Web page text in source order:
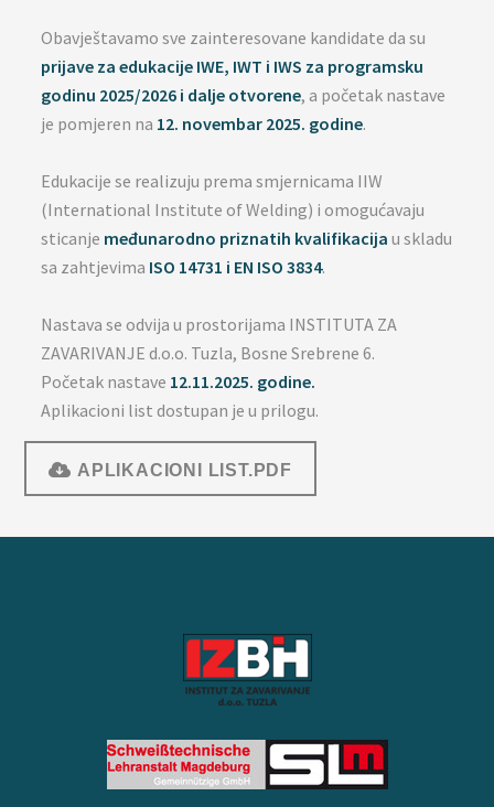
Obavještavamo sve zainteresovane kandidate da su
prijave za edukacije IWE, IWT i IWS za programsku
godinu 2025/2026 i dalje otvorene, a početak nastave
je pomjeren na 12. novembar 2025. godine.
Edukacije se realizuju prema smjernicama IIW
(International Institute of Welding) i omogućavaju
sticanje međunarodno priznatih kvalifikacija u skladu
sa zahtjevima ISO 14731 i EN ISO 3834.
Nastava se odvija u prostorijama INSTITUTA ZA
ZAVARIVANJE d.o.o. Tuzla, Bosne Srebrene 6.
Početak nastave 12.11.2025. godine.
Aplikacioni list dostupan je u prilogu.
APLIKACIONI LIST.PDF